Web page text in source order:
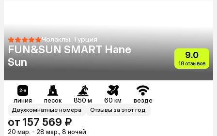
Чолаклы, Турция
FUN&SUN SMART Hane
Sun
9.0
18 отзывов
линия песок 850 м 60 км везде
Двухкомнатные номера Отзывы за этот год
от 157 569 ₽
20 мар. - 28 мар., 8 ночей